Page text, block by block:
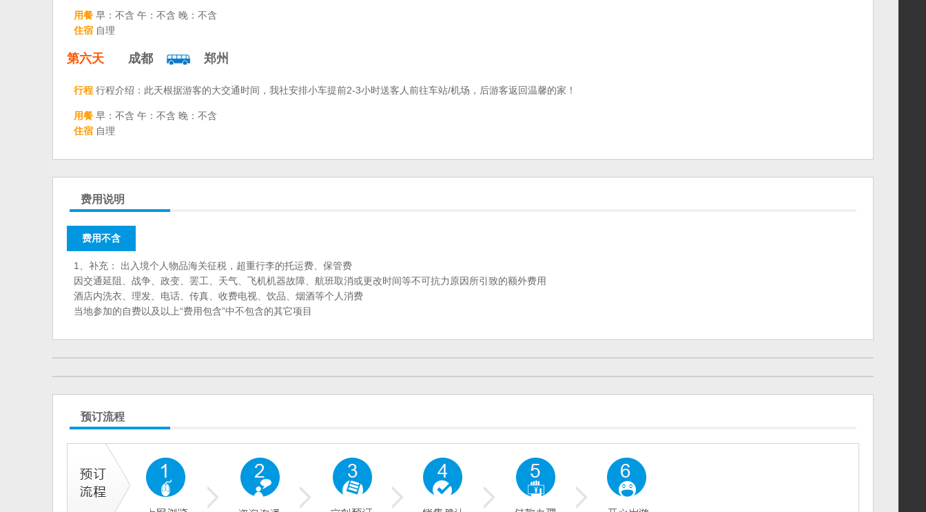
用餐 早：不含 午：不含 晚：不含
住宿 自理
第六天 成都 郑州
行程 行程介绍：此天根据游客的大交通时间，我社安排小车提前2-3小时送客人前往车站/机场，后游客返回温馨的家！
用餐 早：不含 午：不含 晚：不含
住宿 自理
费用说明
费用不含
1、补充： 出入境个人物品海关征税，超重行李的托运费、保管费
因交通延阻、战争、政变、罢工、天气、飞机机器故障、航班取消或更改时间等不可抗力原因所引致的额外费用
酒店内洗衣、理发、电话、传真、收费电视、饮品、烟酒等个人消费
当地参加的自费以及以上“费用包含”中不包含的其它项目
预订流程